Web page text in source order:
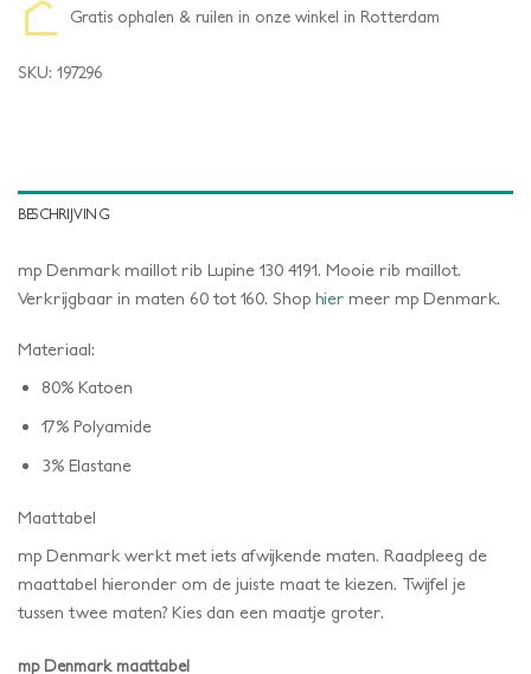
Gratis ophalen & ruilen in onze winkel in Rotterdam
SKU: 197296
BESCHRIJVING
mp Denmark maillot rib Lupine 130 4191. Mooie rib maillot.
Verkrijgbaar in maten 60 tot 160. Shop hier meer mp Denmark.
Materiaal:
80% Katoen
17% Polyamide
3% Elastane
Maattabel
mp Denmark werkt met iets afwijkende maten. Raadpleeg de
maattabel hieronder om de juiste maat te kiezen. Twijfel je
tussen twee maten? Kies dan een maatje groter.
mp Denmark maattabel